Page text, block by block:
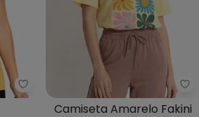
Rovitex - Blusa Feminina
Camiseta Amarelo Fakini